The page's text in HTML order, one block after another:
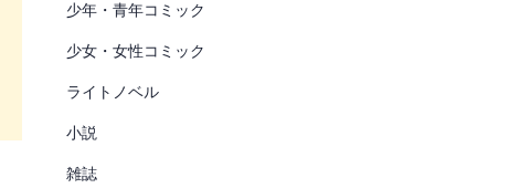
少年・青年コミック
少女・女性コミック
ライトノベル
小説
雑誌